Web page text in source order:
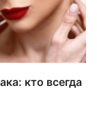
кто всегда